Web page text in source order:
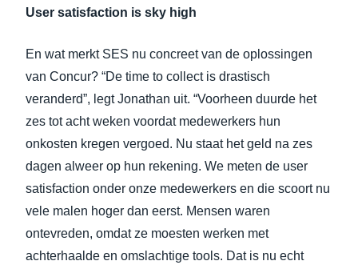
User satisfaction is sky high
En wat merkt SES nu concreet van de oplossingen
van Concur? “De time to collect is drastisch
veranderd”, legt Jonathan uit. “Voorheen duurde het
zes tot acht weken voordat medewerkers hun
onkosten kregen vergoed. Nu staat het geld na zes
dagen alweer op hun rekening. We meten de user
satisfaction onder onze medewerkers en die scoort nu
vele malen hoger dan eerst. Mensen waren
ontevreden, omdat ze moesten werken met
achterhaalde en omslachtige tools. Dat is nu echt